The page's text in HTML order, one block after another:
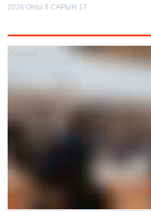
2026 ОНЫ 6 САРЫН 17